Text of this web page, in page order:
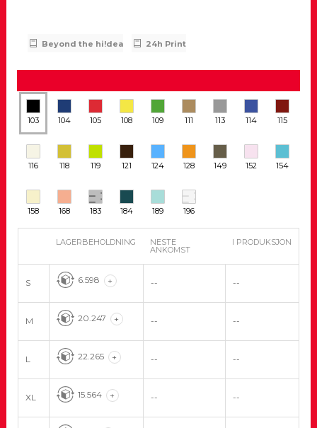
Beyond the hi!dea 24h Print
103 104 105 108 109 111 113 114 115
116 118 119 121 124 128 149 152 154
158 168 183 184 189 196
LAGERBEHOLDNING NESTE
ANKOMST
I PRODUKSJON
S 6.598 + -- --
M 20.247 + -- --
L 22.265 + -- --
XL 15.564 + -- --